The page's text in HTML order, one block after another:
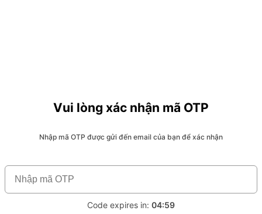
Vui lòng xác nhận mã OTP
Nhập mã OTP được gửi đến email của bạn để xác nhận
Code expires in: 04:59